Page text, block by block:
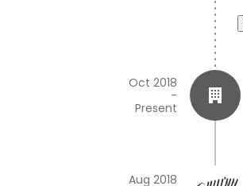
Oct 2018
-
Present
Aug 2018